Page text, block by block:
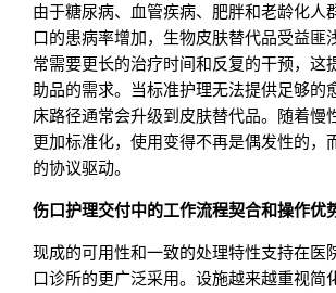
由于糖尿病、血管疾病、肥胖和老龄化人
口的患病率增加，生物皮肤替代品受益匪
常需要更长的治疗时间和反复的干预，这
助品的需求。当标准护理无法提供足够的
床路径通常会升级到皮肤替代品。随着慢
更加标准化，使用变得不再是偶发性的，
的协议驱动。
伤口护理交付中的工作流程契合和操作优
现成的可用性和一致的处理特性支持在医
口诊所的更广泛采用。设施越来越重视简